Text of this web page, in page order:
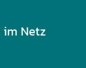
Netz